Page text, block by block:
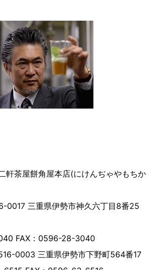
軒茶屋餅角屋本店(にけんぢゃやもちか
0017 三重県伊勢市神久六丁目8番25
FAX：0596-28-3040
0003 三重県伊勢市下野町564番17